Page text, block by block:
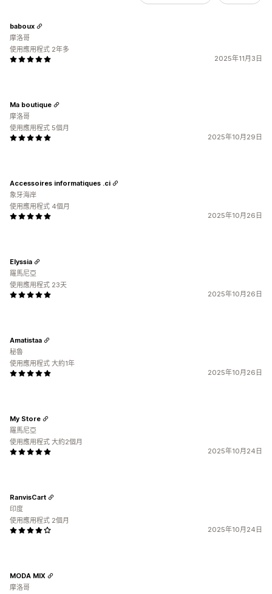
2025年11月3日
baboux
摩洛哥
使用應用程式 2年多
2025年10月29日
Ma boutique
摩洛哥
使用應用程式 5個月
2025年10月26日
Accessoires informatiques .ci
象牙海岸
使用應用程式 4個月
2025年10月26日
Elyssia
羅馬尼亞
使用應用程式 23天
2025年10月26日
Amatistaa
秘魯
使用應用程式 大約1年
2025年10月24日
My Store
羅馬尼亞
使用應用程式 大約2個月
2025年10月24日
RanvisCart
印度
使用應用程式 2個月
MODA MIX
摩洛哥